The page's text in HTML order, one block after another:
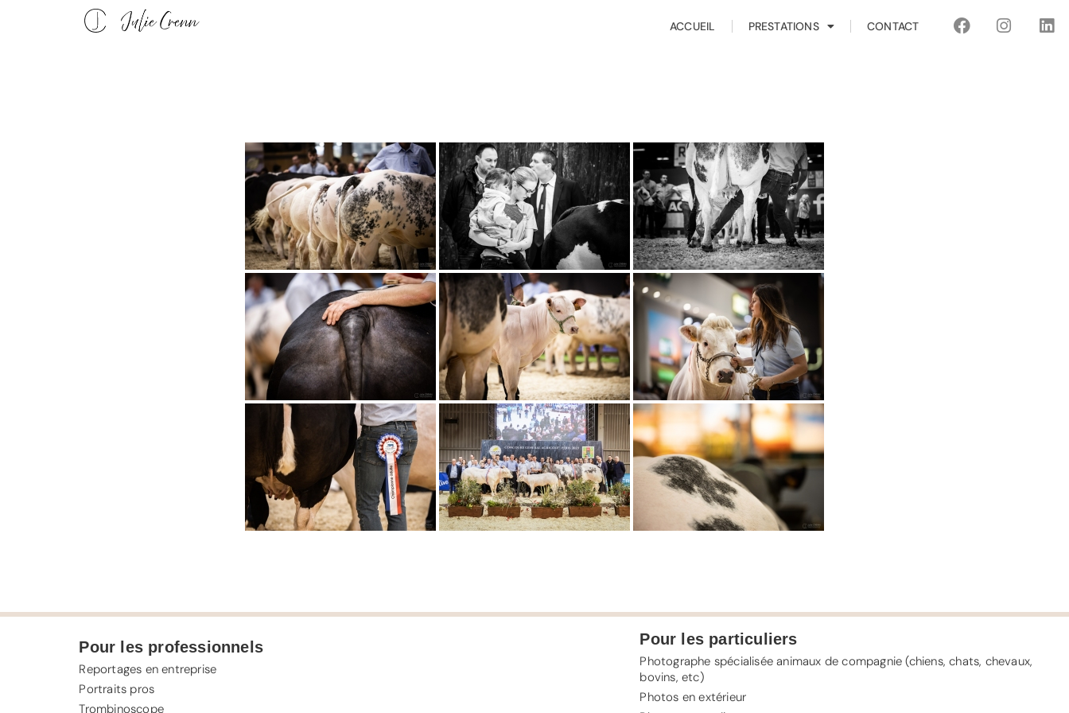
ACCUEIL PRESTATIONS CONTACT
Pour les professionnels
Reportages en entreprise
Portraits pros
Trombinoscope
Pour les particuliers
Photographe spécialisée animaux de compagnie (chiens,chats, chevaux,
bovins, etc)
Photos en extérieur